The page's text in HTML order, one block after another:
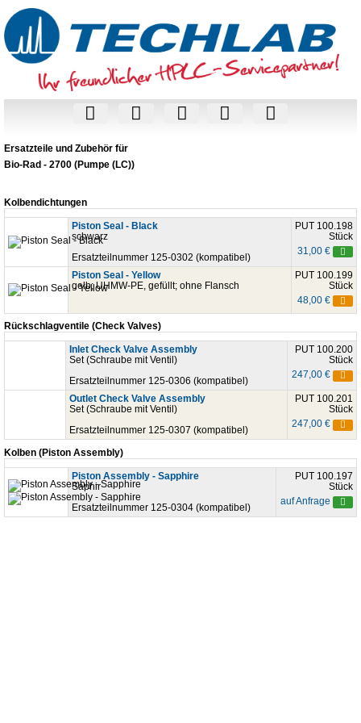
Ersatzteile und Zubehör für
Bio-Rad - 2700 (Pumpe (LC))
Kolbendichtungen
Piston Seal - Black
schwarz
Ersatzteilnummer 125-0302 (kompatibel)
PUT 100.198
Stück
31,00 €
Piston Seal - Yellow
gelb; UHMW-PE, gefüllt; ohne Flansch
PUT 100.199
Stück
48,00 €
Rückschlagventile (Check Valves)
Inlet Check Valve Assembly
Set (Schraube mit Ventil)
Ersatzteilnummer 125-0306 (kompatibel)
PUT 100.200
Stück
247,00 €
Outlet Check Valve Assembly
Set (Schraube mit Ventil)
Ersatzteilnummer 125-0307 (kompatibel)
PUT 100.201
Stück
247,00 €
Kolben (Piston Assembly)
Piston Assembly - Sapphire
Saphir
Ersatzteilnummer 125-0304 (kompatibel)
PUT 100.197
Stück
auf Anfrage